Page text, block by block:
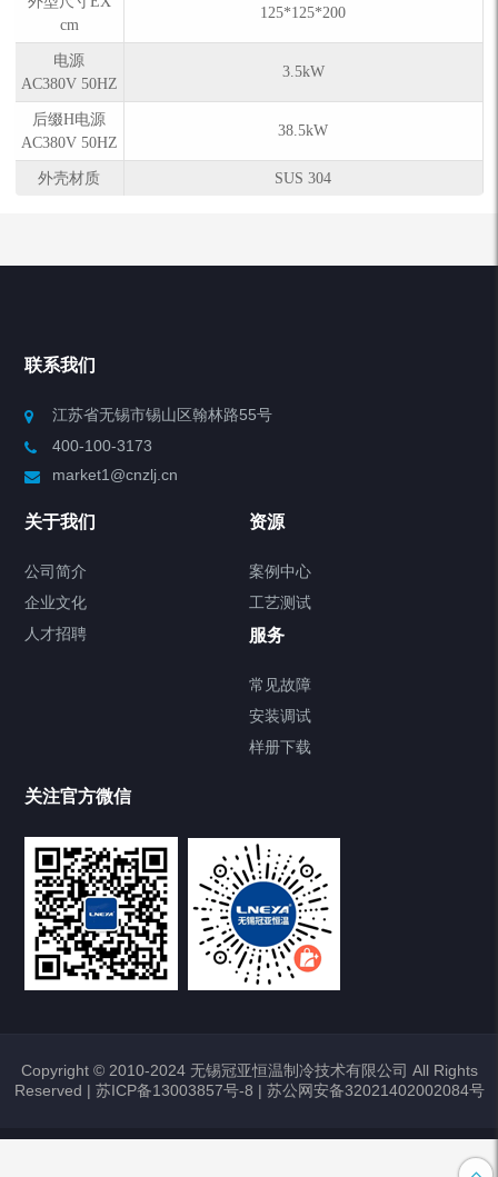
cm
125*125*200
电源
AC380V 50HZ
3.5kW
后缀H电源
AC380V 50HZ
38.5kW
外壳材质 SUS 304
联系我们
江苏省无锡市锡山区翰林路55号
400-100-3173
market1@cnzlj.cn
关于我们
公司简介
企业文化
人才招聘
资源
案例中心
工艺测试
服务
常见故障
安装调试
样册下载
关注官方微信
Copyright © 2010-2024 无锡冠亚恒温制冷技术有限公司 All Rights
Reserved | 苏ICP备13003857号-8 | 苏公网安备32021402002084号